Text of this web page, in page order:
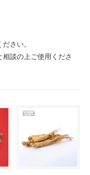
さい。
談の上ご使用くださ